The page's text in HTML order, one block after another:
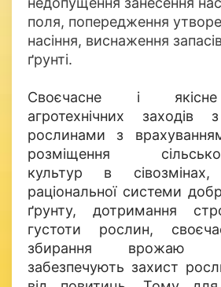
поля, попередження
насіння, виснаження запасів
ґрунті.
Своєчасне і
агротехнічних
рослинами з
розміщення
культур в сівозмінах,
раціональної системи
ґрунту, дотримання
густоти рослин,
збирання врожаю
забезпечують захист